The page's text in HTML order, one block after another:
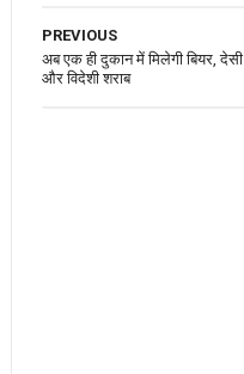
PREVIOUS
अब एक ही दुकान में मिलेगी बियर, देसी
और विदेशी शराब